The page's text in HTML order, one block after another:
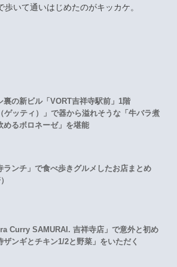
いて通いはじめたのがキッカケ。
裏の新ビル「VORT吉祥寺駅前」1階
ゲッティ）」で器から溢れそうな「牛バラ煮
めるボロネーゼ」を堪能
ランチ」で食べ歩きグルメしたお店まとめ
Curry SAMURAI. 吉祥寺店」で意外と初め
ザンギとチキン1/2と野菜」をいただく